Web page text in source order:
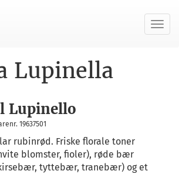
Lupinella
Lupinello
19637501
rubinrød. Friske florale toner
blomster, fioler), røde bær
tyttebær, tranebær) og et